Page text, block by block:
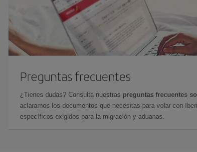
Preguntas frecuentes
¿Tienes dudas? Consulta nuestras preguntas frecuentes
aclaramos los documentos que necesitas para volar con
específicos exigidos para la migración y aduanas.